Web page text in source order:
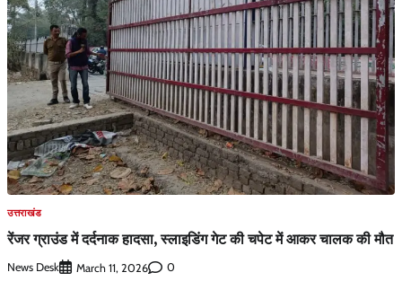
उत्तराखंड
रेंजर ग्राउंड में दर्दनाक हादसा, स्लाइडिंग गेट की चपेट में आकर चालक की मौत
News Desk March 11, 2026 0